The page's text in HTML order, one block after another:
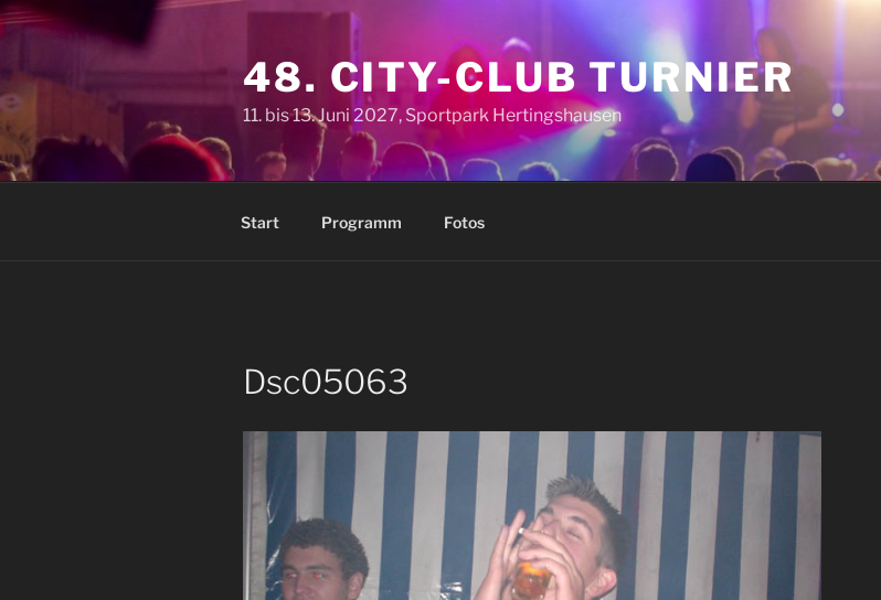
Zum
Inhalt
48. CITY-CLUB TURNIER
11. bis 13. Juni 2027, Sportpark Hertingshausen
Start Programm Fotos
Dsc05063